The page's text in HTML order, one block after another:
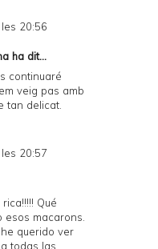
20:56
ha dit...
continuaré
veig pas amb
tan delicat.
20:57
Qué
macarons.
querido ver
todas las